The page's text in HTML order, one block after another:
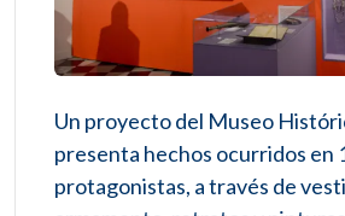
Un proyecto del Museo
presenta hechos ocurridos en
protagonistas, a través de